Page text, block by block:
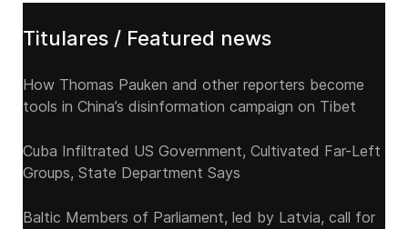
Titulares / Featured news
How Thomas Pauken and other reporters become
tools in China’s disinformation campaign on Tibet
Cuba Infiltrated US Government, Cultivated Far-Left
Groups, State Department Says
Baltic Members of Parliament, led by Latvia, call for